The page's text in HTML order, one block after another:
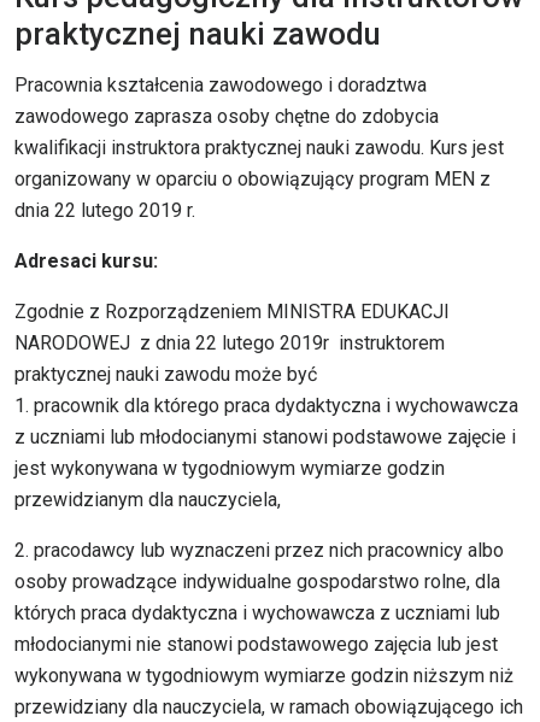
praktycznej nauki zawodu
Pracownia kształcenia zawodowego i doradztwa
zawodowego zaprasza osoby chętne do zdobycia
kwalifikacji instruktora praktycznej nauki zawodu. Kurs jest
organizowany w oparciu o obowiązujący program MEN z
dnia 22 lutego 2019 r.
Adresaci kursu:
Zgodnie z Rozporządzeniem MINISTRA EDUKACJI
NARODOWEJ z dnia 22 lutego 2019r instruktorem
praktycznej nauki zawodu może być
1. pracownik dla którego praca dydaktyczna i wychowawcza
z uczniami lub młodocianymi stanowi podstawowe zajęcie i
jest wykonywana w tygodniowym wymiarze godzin
przewidzianym dla nauczyciela,
2. pracodawcy lub wyznaczeni przez nich pracownicy albo
osoby prowadzące indywidualne gospodarstwo rolne, dla
których praca dydaktyczna i wychowawcza z uczniami lub
młodocianymi nie stanowi podstawowego zajęcia lub jest
wykonywana w tygodniowym wymiarze godzin niższym niż
przewidziany dla nauczyciela, w ramach obowiązującego ich